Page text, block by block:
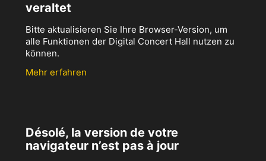
veraltet
Bitte aktualisieren Sie Ihre Browser-Version, um
alle Funktionen der Digital Concert Hall nutzen zu
können.
Mehr erfahren
Désolé, la version de votre
navigateur n’est pas à jour